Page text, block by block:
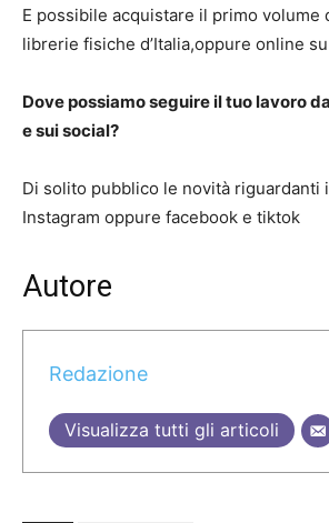
E possibile acquistare il primo volume
librerie fisiche d’Italia,oppure online
Dove possiamo seguire il tuo lavoro
e sui social?
Di solito pubblico le novità riguardanti
Instagram oppure facebook e tiktok
Autore
Redazione
Visualizza tutti gli articoli